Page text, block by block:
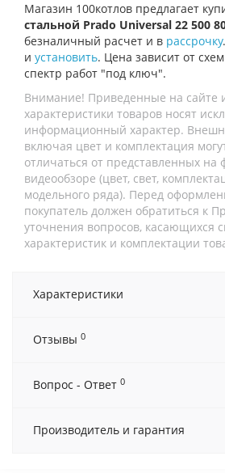
Магазин 100котлов предлагает
стальной Prado Universal 22 500
безналичный расчет и в рассрочку
и установить. Цена зависит от
спектр работ "под ключ".
Внимание! Приведенные на сайте
характеристики товаров носят
информационный характер.
включая цвет и комплектация
отличаться от представленных на
видеообзоре (цвет, свет,
модельного ряда). Перед
покупатель должен обратиться к
уточнения вопросов, касающихся
характеристик и комплектации
Характеристики
Отзывы 0
Вопрос - Ответ 0
Производитель и гарантия